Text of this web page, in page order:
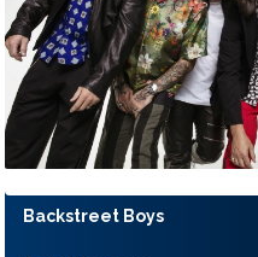
Backstreet Boys